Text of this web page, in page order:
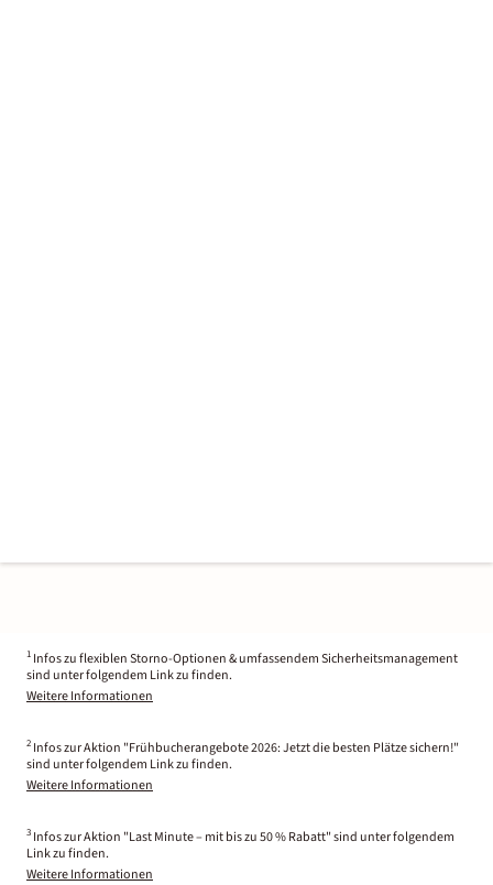
1 Infos zu flexiblen Storno-Optionen & umfassendem Sicherheitsmanagement
sind unter folgendem Link zu finden.
Weitere Informationen
2 Infos zur Aktion "Frühbucherangebote 2026: Jetzt die besten Plätze sichern!"
sind unter folgendem Link zu finden.
Weitere Informationen
3 Infos zur Aktion "Last Minute – mit bis zu 50 % Rabatt" sind unter folgendem
Link zu finden.
Weitere Informationen